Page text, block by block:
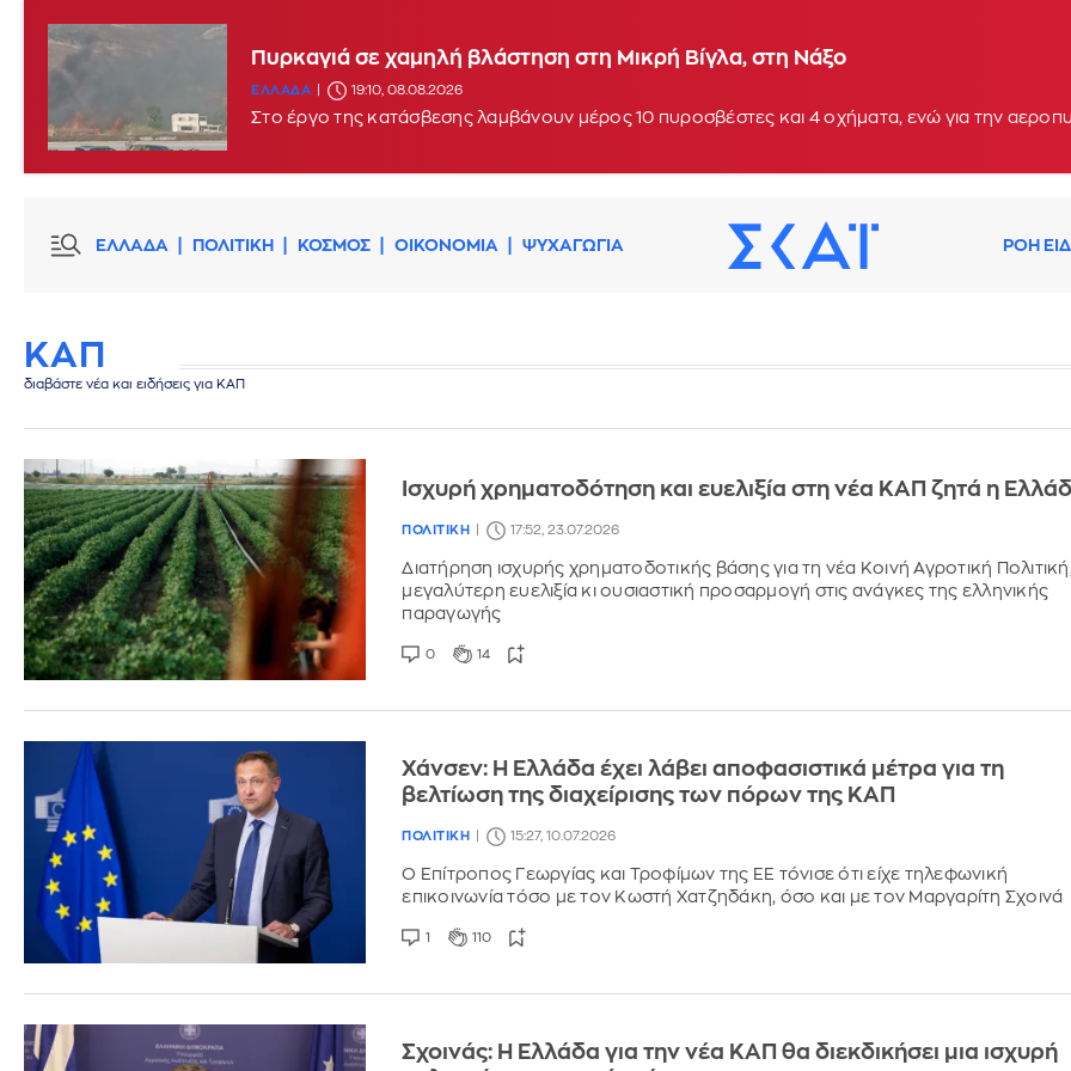
Πυρκαγιά σε χαμηλή βλάστηση στη Μικρή Βίγλα, στη Νάξο
ΕΛΛΑΔΑ 19:10, 08.08.2026
Στο έργο της κατάσβεσης λαμβάνουν μέρος 10 πυροσβέστες και 4 οχήματα, ενώ για την
ΕΛΛΑΔΑ ΠΟΛΙΤΙΚΗ ΚΟΣΜΟΣ ΟΙΚΟΝΟΜΙΑ ΨΥΧΑΓΩΓΙΑ ΡΟΗ
ΚΑΠ
διαβάστε νέα και ειδήσεις για ΚΑΠ
Ισχυρή χρηματοδότηση και ευελιξία στη νέα ΚΑΠ ζητά η
ΠΟΛΙΤΙΚΗ 17:52, 23.07.2026
Διατήρηση ισχυρής χρηματοδοτικής βάσης για τη νέα Κοινή Αγροτική
μεγαλύτερη ευελιξία κι ουσιαστική προσαρμογή στις ανάγκες της ελληνικής
παραγωγής
0 14
Χάνσεν: Η Ελλάδα έχει λάβει αποφασιστικά μέτρα για τη
βελτίωση της διαχείρισης των πόρων της ΚΑΠ
ΠΟΛΙΤΙΚΗ 15:27, 10.07.2026
Ο Επίτροπος Γεωργίας και Τροφίμων της ΕΕ τόνισε ότι είχε τηλεφωνική
επικοινωνία τόσο με τον Κωστή Χατζηδάκη, όσο και με τον Μαργαρίτη Σχοινά
1 110
Σχοινάς: Η Ελλάδα για την νέα ΚΑΠ θα διεκδικήσει μια ισχυρή